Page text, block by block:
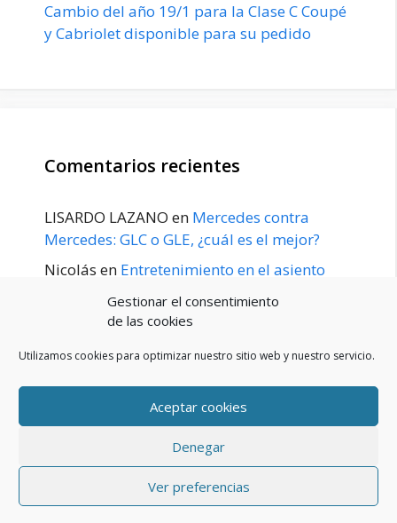
Gestionar el consentimiento
de las cookies
Utilizamos cookies para optimizar nuestro sitio web y nuestro servicio.
Aceptar cookies
Denegar
Ver preferencias
Cambio del año 19/1 para la Clase C Coupé
y Cabriolet disponible para su pedido
Comentarios recientes
LISARDO LAZANO en Mercedes contra
Mercedes: GLC o GLE, ¿cuál es el mejor?
Nicolás en Entretenimiento en el asiento
principios de 2020
POLÍTICA DE PRIVACIDAD
Política de cookies (UE)
© 2026 Blog De Mercedes-Benz En Español
GeneratePress